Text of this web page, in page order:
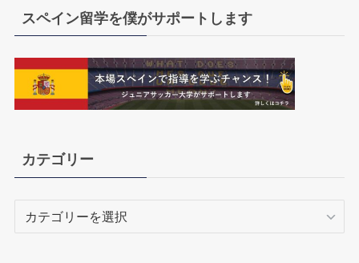
スペイン留学を僕がサポートします
カテゴリー